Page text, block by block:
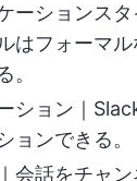
ーションス
はフォーマ
。
ション｜
ョンできる。
会話をチャ